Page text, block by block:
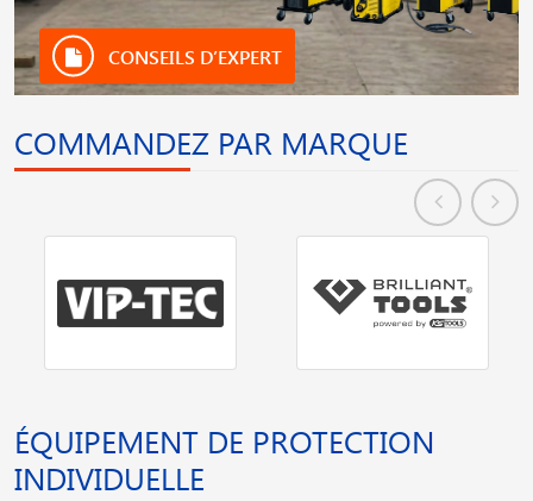
CONSEILS D’EXPERT
COMMANDEZ PAR MARQUE
ÉQUIPEMENT DE PROTECTION
INDIVIDUELLE